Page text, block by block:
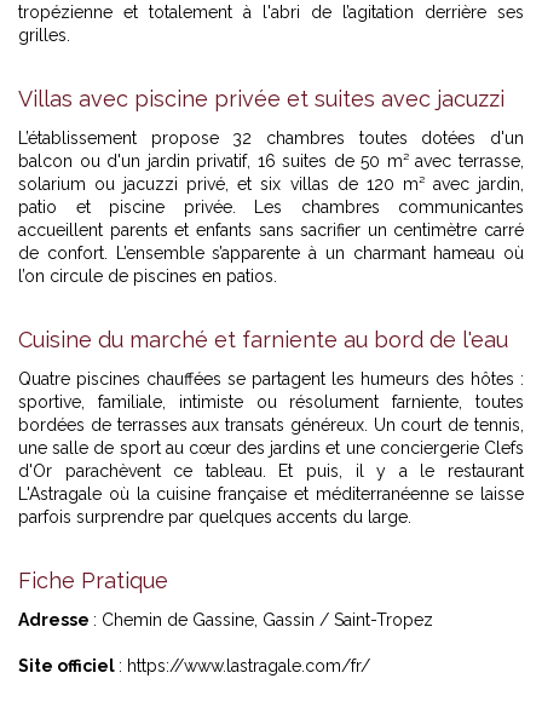
tropézienne et totalement à l'abri de l’agitation derrière ses
grilles.
Villas avec piscine privée et suites avec jacuzzi
L’établissement propose 32 chambres toutes dotées d'un
balcon ou d'un jardin privatif, 16 suites de 50 m² avec terrasse,
solarium ou jacuzzi privé, et six villas de 120 m² avec jardin,
patio et piscine privée. Les chambres communicantes
accueillent parents et enfants sans sacrifier un centimètre carré
de confort. L’ensemble s’apparente à un charmant hameau où
l’on circule de piscines en patios.
Cuisine du marché et farniente au bord de l'eau
Quatre piscines chauffées se partagent les humeurs des hôtes :
sportive, familiale, intimiste ou résolument farniente, toutes
bordées de terrasses aux transats généreux. Un court de tennis,
une salle de sport au cœur des jardins et une conciergerie Clefs
d'Or parachèvent ce tableau. Et puis, il y a le restaurant
L'Astragale où la cuisine française et méditerranéenne se laisse
parfois surprendre par quelques accents du large.
Fiche Pratique
Adresse : Chemin de Gassine, Gassin / Saint-Tropez
Site officiel : https://www.lastragale.com/fr/